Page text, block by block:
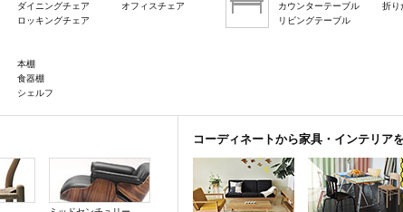
ダイニングチェア
ロッキングチェア
オフィスチェア
カウンターテーブル
リビングテーブル
折り
本棚
食器棚
シェルフ
コーディネートから家具・インテリア